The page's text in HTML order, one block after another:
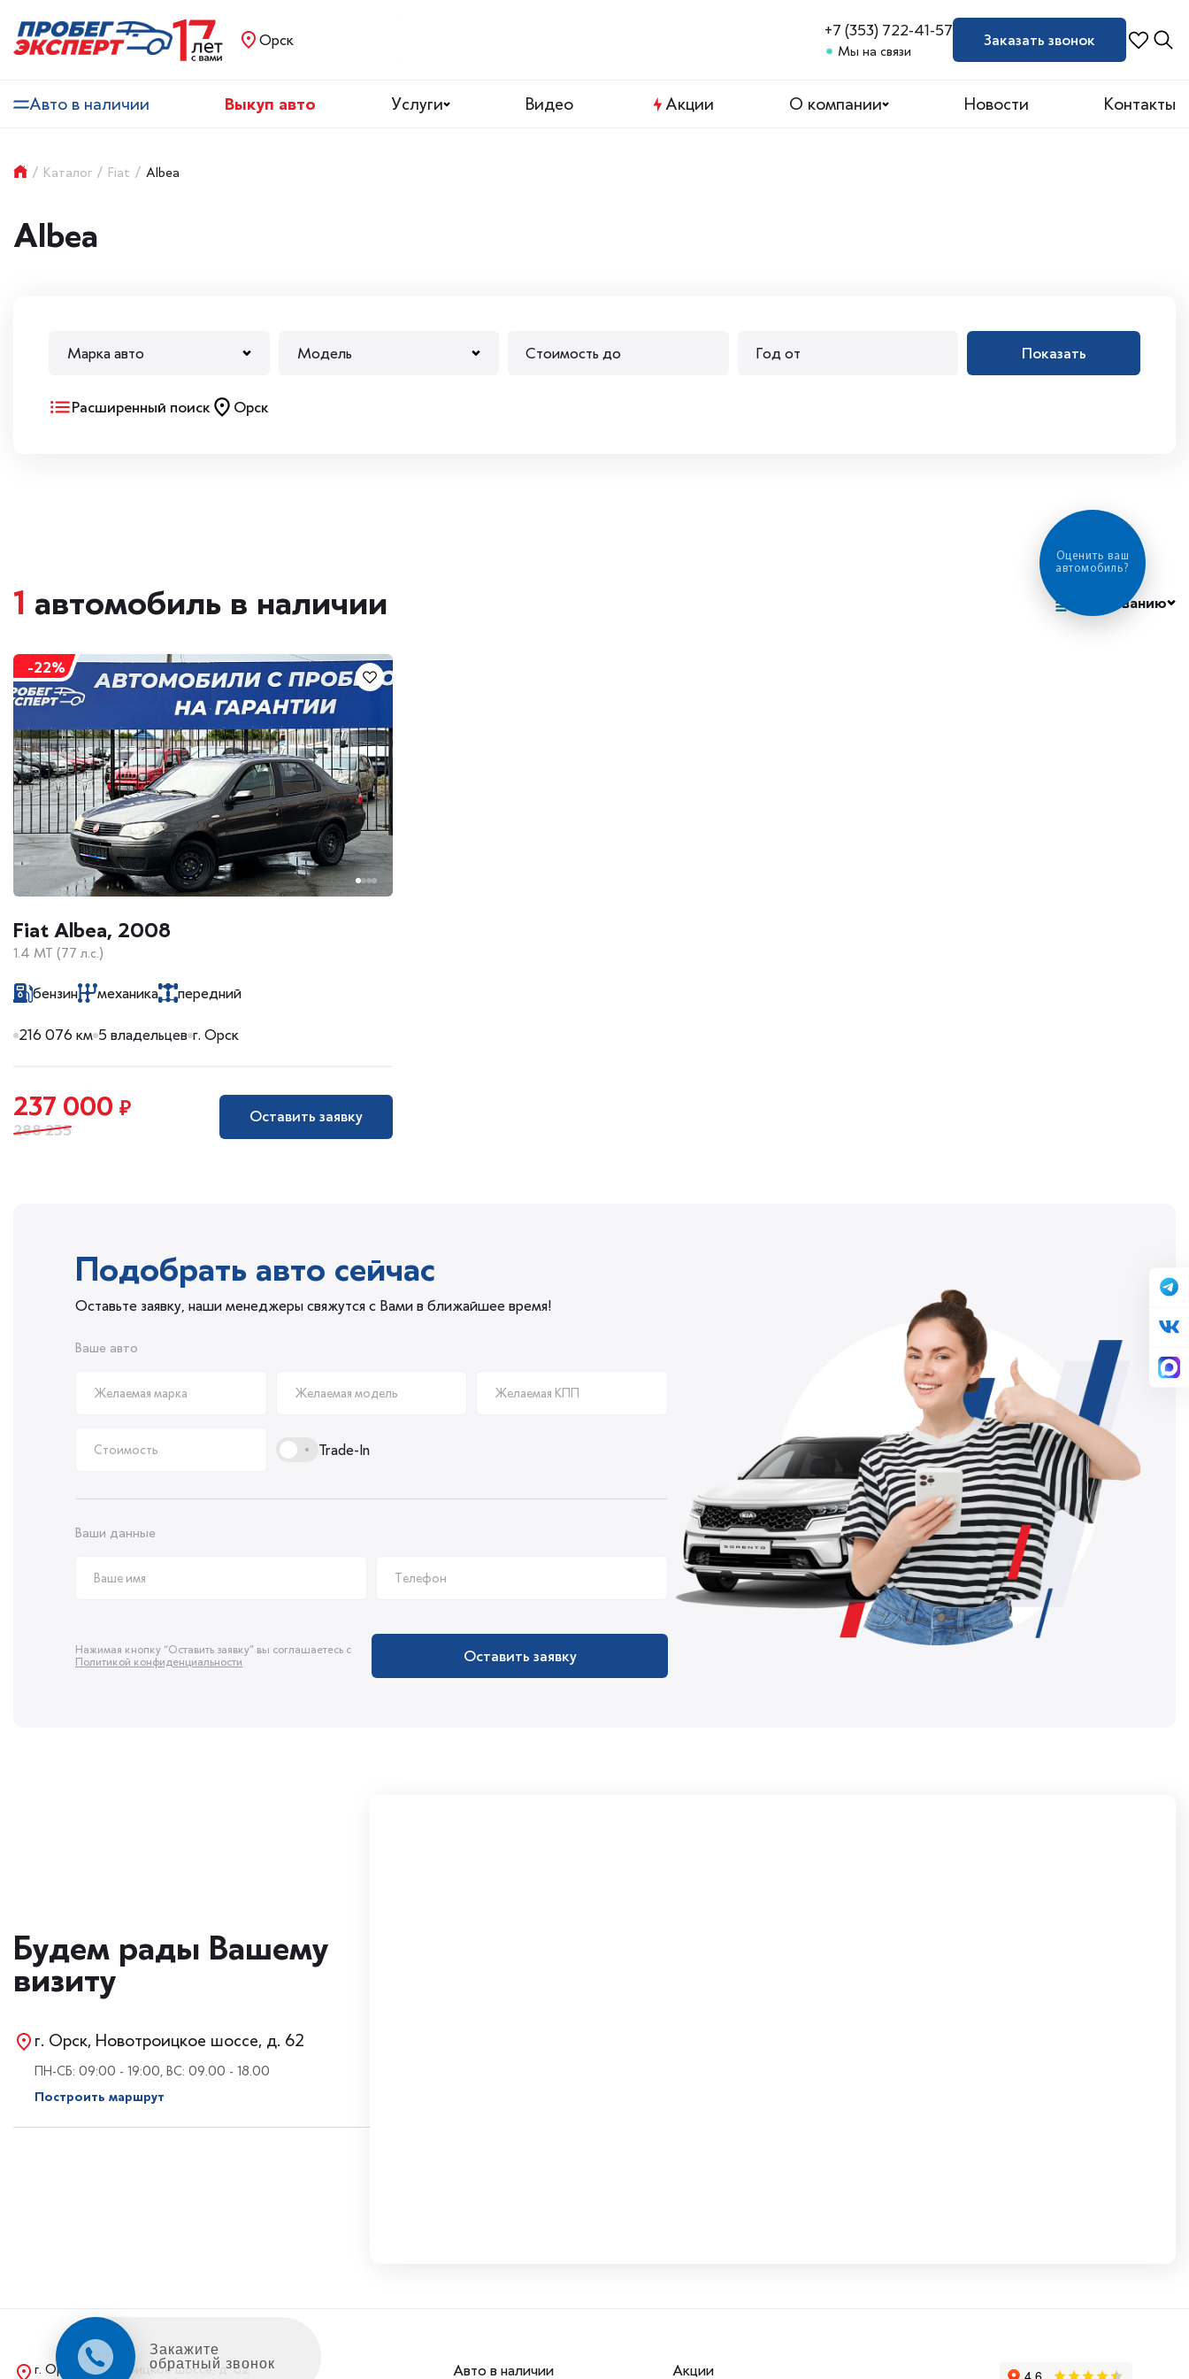
Орск
+7 (353) 722-41-57
Мы на связи
Заказать звонок
Авто в наличии Выкуп авто Услуги Видео Акции О компании Новости Контакты
/ Каталог / Fiat / Albea
Albea
Марка авто Модель Показать
Расширенный поиск Орск
1 автомобиль в наличии По названию
-22%
Fiat Albea, 2008
1.4 MT (77 л.с.)
бензин механика передний
216 076 км 5 владельцев г. Орск
237 000 ₽
288 235
Оставить заявку
Подобрать авто сейчас
Оставьте заявку, наши менеджеры свяжутся с Вами в ближайшее время!
Ваше авто
Trade-In
Ваши данные
Оставить заявку
Нажимая кнопку “Оставить заявку” вы соглашаетесь с
Политикой конфиденциальности
Будем рады Вашему
визиту
г. Орск, Новотроицкое шоссе, д. 62
ПН-СБ: 09:00 - 19:00, ВС: 09.00 - 18.00
Построить маршрут
г. Орск, Новотроицкое шоссе, д. 62 Авто в наличии Акции
Закажите
обратный звонок
Оценить ваш
автомобиль?